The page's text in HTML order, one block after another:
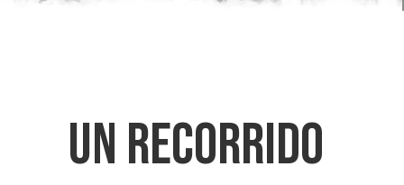
UN RECORRIDO